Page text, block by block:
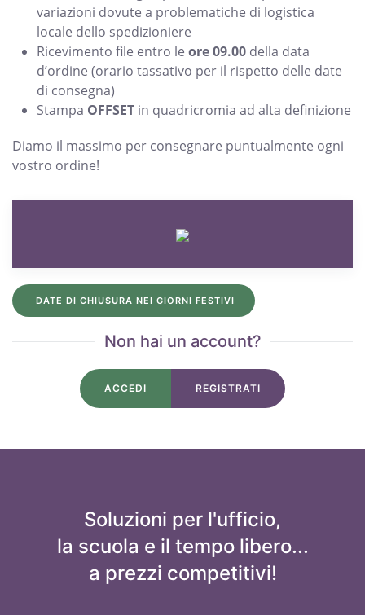
variazioni dovute a problematiche di logistica
locale dello spedizioniere
Ricevimento file entro le ore 09.00 della data
d’ordine (orario tassativo per il rispetto delle date
di consegna)
Stampa OFFSET in quadricromia ad alta definizione
Diamo il massimo per consegnare puntualmente ogni
vostro ordine!
DATE DI CHIUSURA NEI GIORNI FESTIVI
Non hai un account?
ACCEDI REGISTRATI
Soluzioni per l'ufficio,
la scuola e il tempo libero...
a prezzi competitivi!